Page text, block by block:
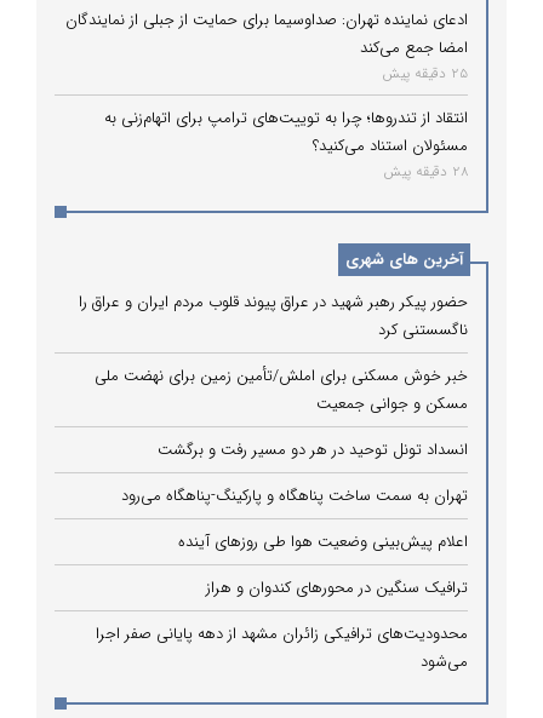
ادعای نماینده تهران: صداوسیما برای حمایت از جبلی از نمایندگان
امضا جمع می‌کند
25 دقیقه پیش
انتقاد از تندروها؛ چرا به توییت‌های ترامپ برای اتهام‌زنی به
مسئولان استناد می‌کنید؟
28 دقیقه پیش
آخرین های شهری
حضور پیکر رهبر شهید در عراق پیوند قلوب مردم ایران و عراق را
ناگسستنی کرد
خبر خوش مسکنی برای املش/تأمین زمین برای نهضت ملی
مسکن و جوانی جمعیت
انسداد تونل توحید در هر دو مسیر رفت و برگشت
تهران به سمت ساخت پناهگاه و پارکینگ‌-پناهگاه می‌رود
اعلام پیش‌بینی وضعیت هوا طی روزهای آینده
ترافیک سنگین در محورهای کندوان و هراز
محدودیت‌های ترافیکی زائران مشهد از دهه پایانی صفر اجرا
می‌شود